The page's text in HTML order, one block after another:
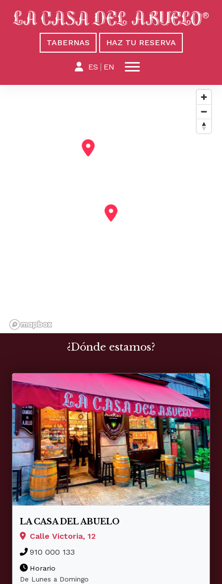
TABERNAS HAZ TU RESERVA
ES EN
¿Dónde estamos?
LA CASA DEL ABUELO
Calle Victoria, 12
910 000 133
Horario
De Lunes a Domingo